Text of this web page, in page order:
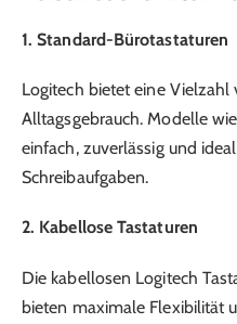
1. Standard-Bürotastaturen
Logitech bietet eine Vielzahl
Alltagsgebrauch. Modelle
einfach, zuverlässig und
Schreibaufgaben.
2. Kabellose Tastaturen
Die kabellosen Logitech
bieten maximale Flexibilität